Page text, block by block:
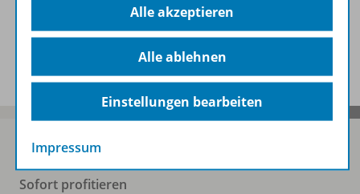
Sofort profitieren
Alle akzeptieren
Alle ablehnen
Einstellungen bearbeiten
Impressum